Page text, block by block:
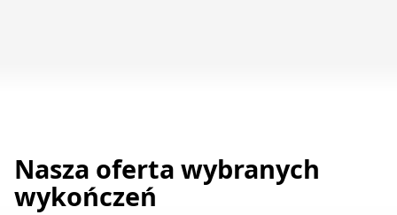
Nasza oferta wybranych
wykończeń